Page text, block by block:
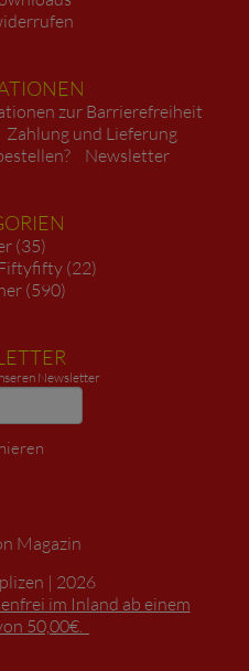
zur Barrierefreiheit
Zahlung und Lieferung
Newsletter
(35)
(22)
(590)
Newsletter
Newsletter
Magazin
2026
im Inland ab einem
50,00€.